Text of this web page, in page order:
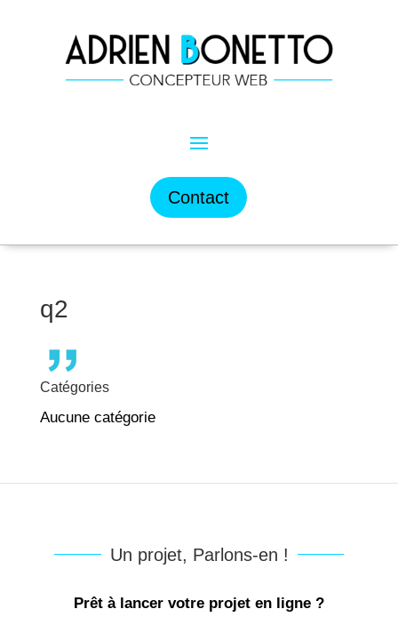
Contact
q2
Catégories
Aucune catégorie
Un projet, Parlons-en !
Prêt à lancer votre projet en ligne ?